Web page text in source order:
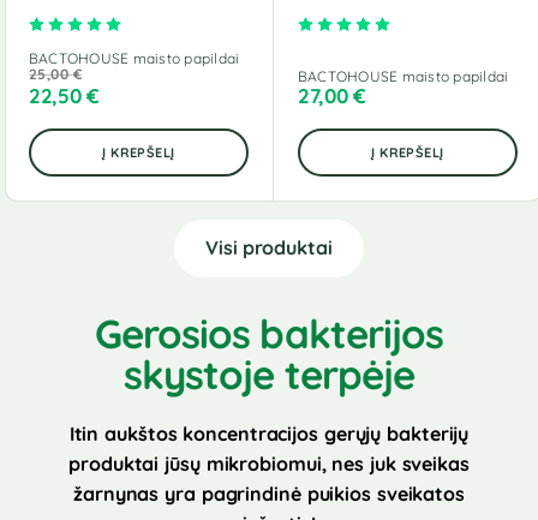
BACTOHOUSE maisto papildai
25,00€
22,50€
Į KREPŠELĮ
BACTOHOUSE maisto papildai
27,00€
Į KREPŠELĮ
Visi produktai
Gerosios bakterijos
skystoje terpėje
Itin aukštos koncentracijos gerųjų bakterijų
produktai jūsų mikrobiomui, nes juk sveikas
žarnynas yra pagrindinė puikios sveikatos